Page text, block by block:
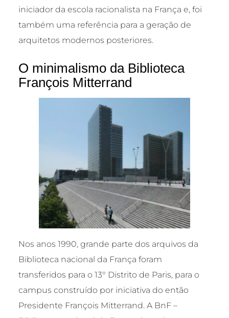
iniciador da escola racionalista na França e, foi
também uma referência para a geração de
arquitetos modernos posteriores.
O minimalismo da Biblioteca
François Mitterrand
Nos anos 1990, grande parte dos arquivos da
Biblioteca nacional da França foram
transferidos para o 13° Distrito de Paris, para o
campus construído por iniciativa do então
Presidente François Mitterrand. A BnF –